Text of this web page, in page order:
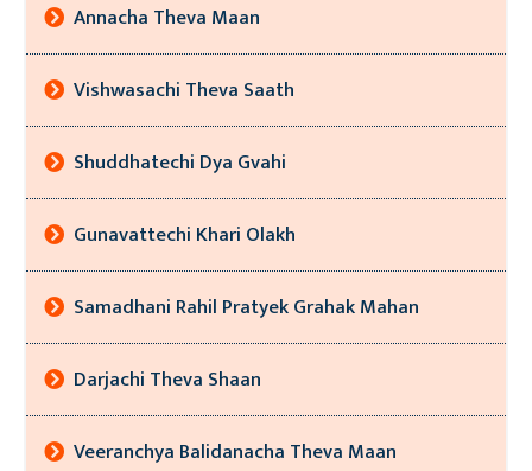
Annacha Theva Maan
Vishwasachi Theva Saath
Shuddhatechi Dya Gvahi
Gunavattechi Khari Olakh
Samadhani Rahil Pratyek Grahak Mahan
Darjachi Theva Shaan
Veeranchya Balidanacha Theva Maan